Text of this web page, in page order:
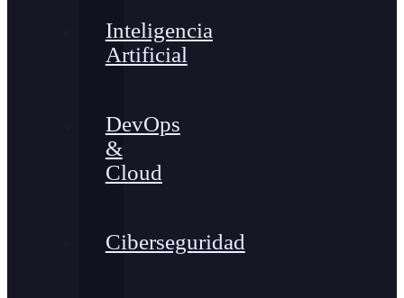
Inteligencia
Artificial
DevOps
&
Cloud
Ciberseguridad